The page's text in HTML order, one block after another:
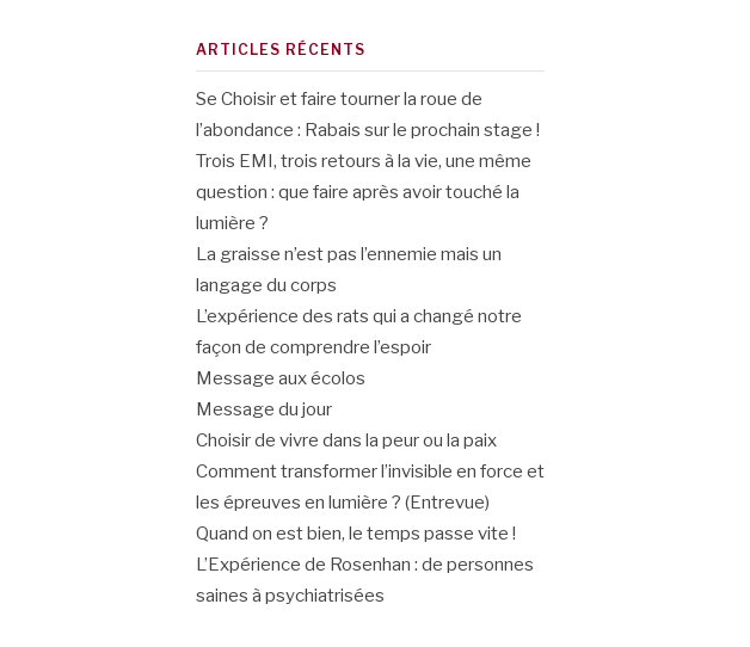
ARTICLES RÉCENTS
Se Choisir et faire tourner la roue de
l’abondance : Rabais sur le prochain stage !
Trois EMI, trois retours à la vie, une même
question : que faire après avoir touché la
lumière ?
La graisse n’est pas l’ennemie mais un
langage du corps
L’expérience des rats qui a changé notre
façon de comprendre l’espoir
Message aux écolos
Message du jour
Choisir de vivre dans la peur ou la paix
Comment transformer l’invisible en force et
les épreuves en lumière ? (Entrevue)
Quand on est bien, le temps passe vite !
L’Expérience de Rosenhan : de personnes
saines à psychiatrisées